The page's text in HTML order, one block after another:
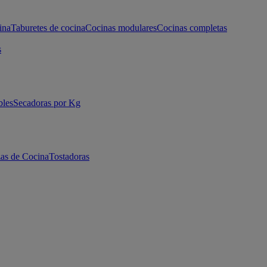
Taburetes de cocinaCocinas modularesCocinas completas
Secadoras por Kg
de CocinaTostadoras